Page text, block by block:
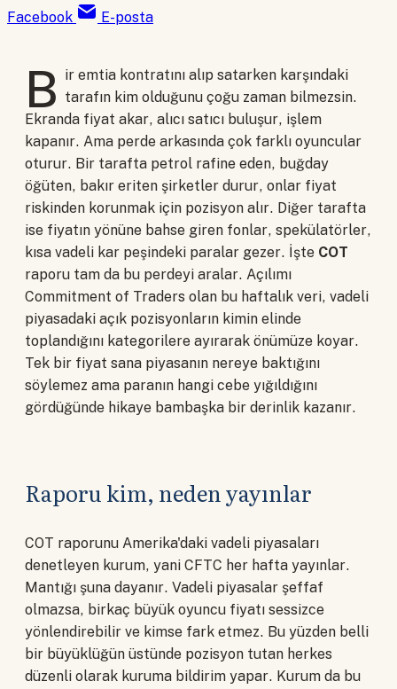
Facebook
E-posta
B ir emtia kontratını alıp satarken karşındaki
tarafın kim olduğunu çoğu zaman bilmezsin.
Ekranda fiyat akar, alıcı satıcı buluşur, işlem
kapanır. Ama perde arkasında çok farklı oyuncular
oturur. Bir tarafta petrol rafine eden, buğday
öğüten, bakır eriten şirketler durur, onlar fiyat
riskinden korunmak için pozisyon alır. Diğer tarafta
ise fiyatın yönüne bahse giren fonlar, spekülatörler,
kısa vadeli kar peşindeki paralar gezer. İşte COT
raporu tam da bu perdeyi aralar. Açılımı
Commitment of Traders olan bu haftalık veri, vadeli
piyasadaki açık pozisyonların kimin elinde
toplandığını kategorilere ayırarak önümüze koyar.
Tek bir fiyat sana piyasanın nereye baktığını
söylemez ama paranın hangi cebe yığıldığını
gördüğünde hikaye bambaşka bir derinlik kazanır.
Raporu kim, neden yayınlar
COT raporunu Amerika'daki vadeli piyasaları
denetleyen kurum, yani CFTC her hafta yayınlar.
Mantığı şuna dayanır. Vadeli piyasalar şeffaf
olmazsa, birkaç büyük oyuncu fiyatı sessizce
yönlendirebilir ve kimse fark etmez. Bu yüzden belli
bir büyüklüğün üstünde pozisyon tutan herkes
düzenli olarak kuruma bildirim yapar. Kurum da bu